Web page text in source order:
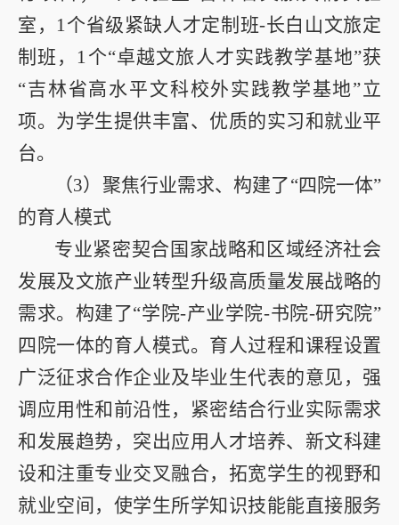
室， 1个省级紧缺人才定制班-长白山文旅定
制班， 1个“卓越文旅人才实践教学基地”获
“吉林省高水平文科校外实践教学基地”立
项。为学生提供丰富、优质的实习和就业平
台。
（3）聚焦行业需求、构建了“四院一体”
的育人模式
专业紧密契合国家战略和区域经济社会
发展及文旅产业转型升级高质量发展战略的
需求。构建了“学院-产业学院-书院-研究院”
四院一体的育人模式。育人过程和课程设置
广泛征求合作企业及毕业生代表的意见，强
调应用性和前沿性，紧密结合行业实际需求
和发展趋势，突出应用人才培养、新文科建
设和注重专业交叉融合，拓宽学生的视野和
就业空间，使学生所学知识技能能直接服务